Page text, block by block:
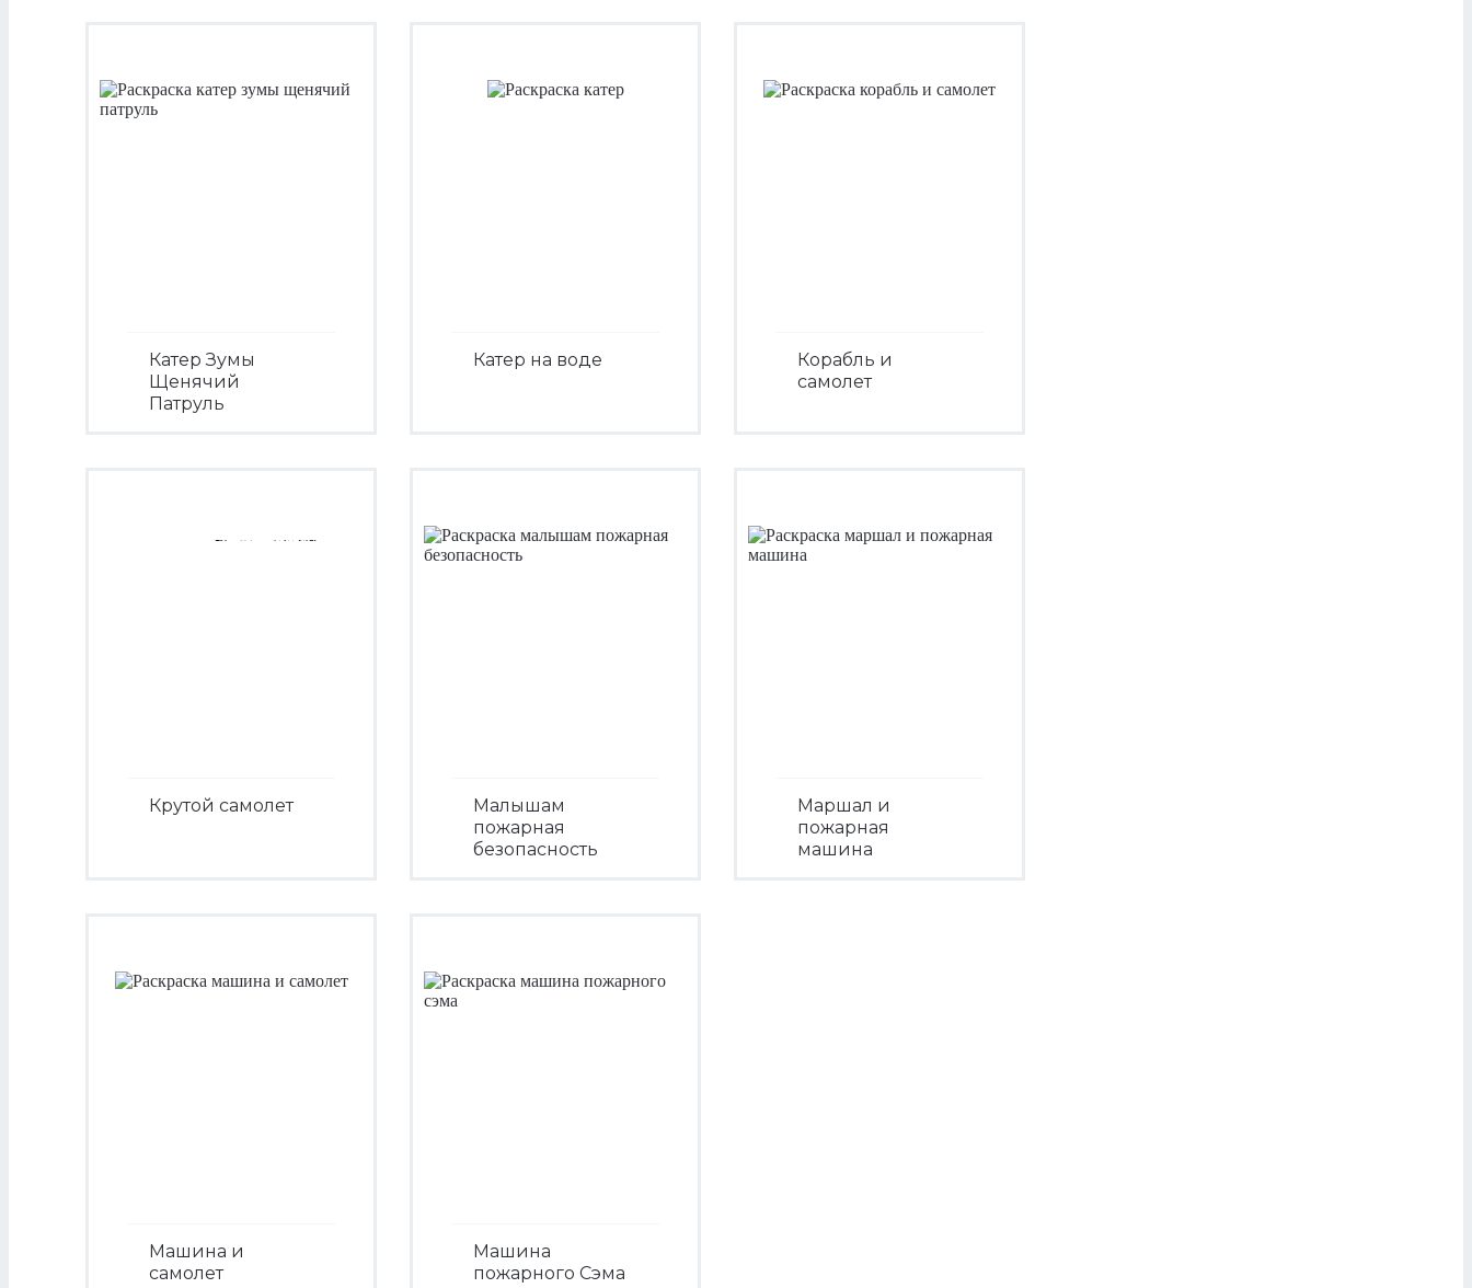
Катер Зумы
Щенячий
Патруль
Катер на воде
Корабль и
самолет
Крутой самолет
Малышам
пожарная
безопасность
Маршал и
пожарная
машина
Машина и
самолет
Машина
пожарного Сэма